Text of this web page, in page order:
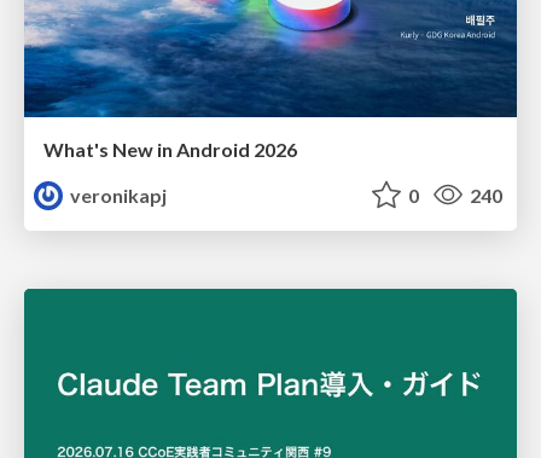
What's New in Android 2026
veronikapj
0 240